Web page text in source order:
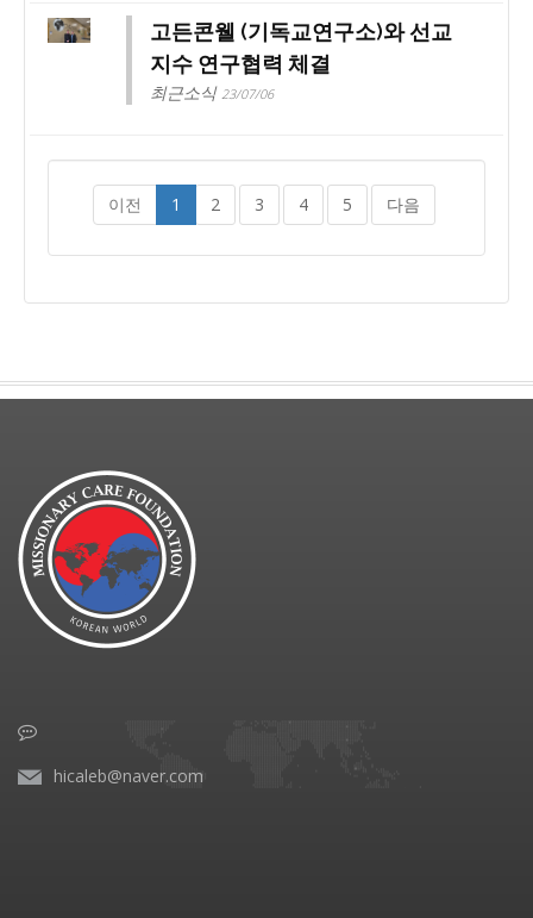
고든콘웰 (기독교연구소)와 선교
지수 연구협력 체결
최근소식 23/07/06
이전 1 2 3 4 5 다음
hicaleb@naver.com